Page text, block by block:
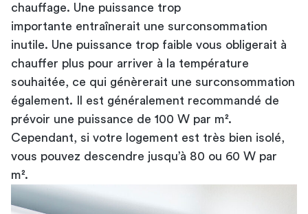
chauffage. Une puissance trop
importante entraînerait une surconsommation
inutile. Une puissance trop faible vous obligerait à
chauffer plus pour arriver à la température
souhaitée, ce qui génèrerait une surconsommation
également. Il est généralement recommandé de
prévoir une puissance de 100 W par m².
Cependant, si votre logement est très bien isolé,
vous pouvez descendre jusqu’à 80 ou 60 W par
m².